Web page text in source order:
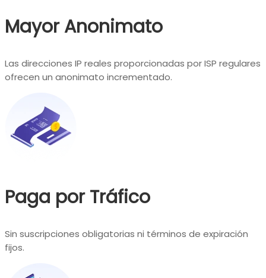
Mayor Anonimato
Las direcciones IP reales proporcionadas por ISP regulares
ofrecen un anonimato incrementado.
Paga por Tráfico
Sin suscripciones obligatorias ni términos de expiración
fijos.